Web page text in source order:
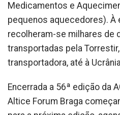
Medicamentos e
pequenos aquecedores). À
recolheram-se milhares de
transportadas pela
transportadora, até à
Encerrada a 56ª edição da
Altice Forum Braga